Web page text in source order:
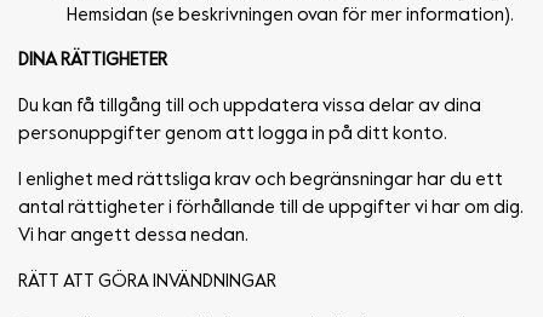
Hemsidan (se beskrivningen ovan för mer information).
DINA RÄTTIGHETER
Du kan få tillgång till och uppdatera vissa delar av dina
personuppgifter genom att logga in på ditt konto.
I enlighet med rättsliga krav och begränsningar har du ett
antal rättigheter i förhållande till de uppgifter vi har om dig.
Vi har angett dessa nedan.
RÄTT ATT GÖRA INVÄNDNINGAR